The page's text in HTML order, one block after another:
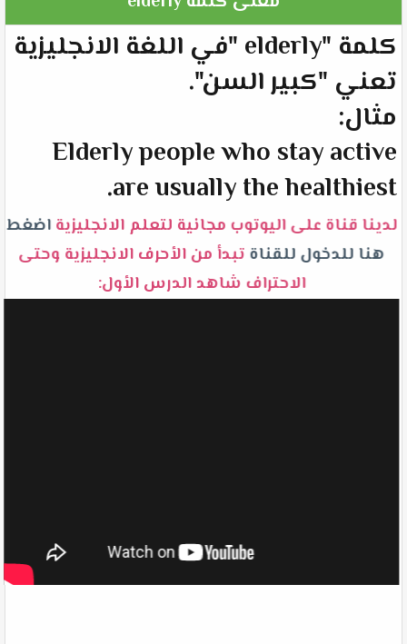
كلمة "elderly "في اللغة الانجليزية
تعني "كبير السن".
مثال:
Elderly people who stay active
are usually the healthiest.
لدينا قناة على اليوتوب مجانية لتعلم الانجليزية اضغط
هنا للدخول للقناةتبدأ من الأحرف الانجليزية وحتى
الاحتراف شاهد الدرس الأول: